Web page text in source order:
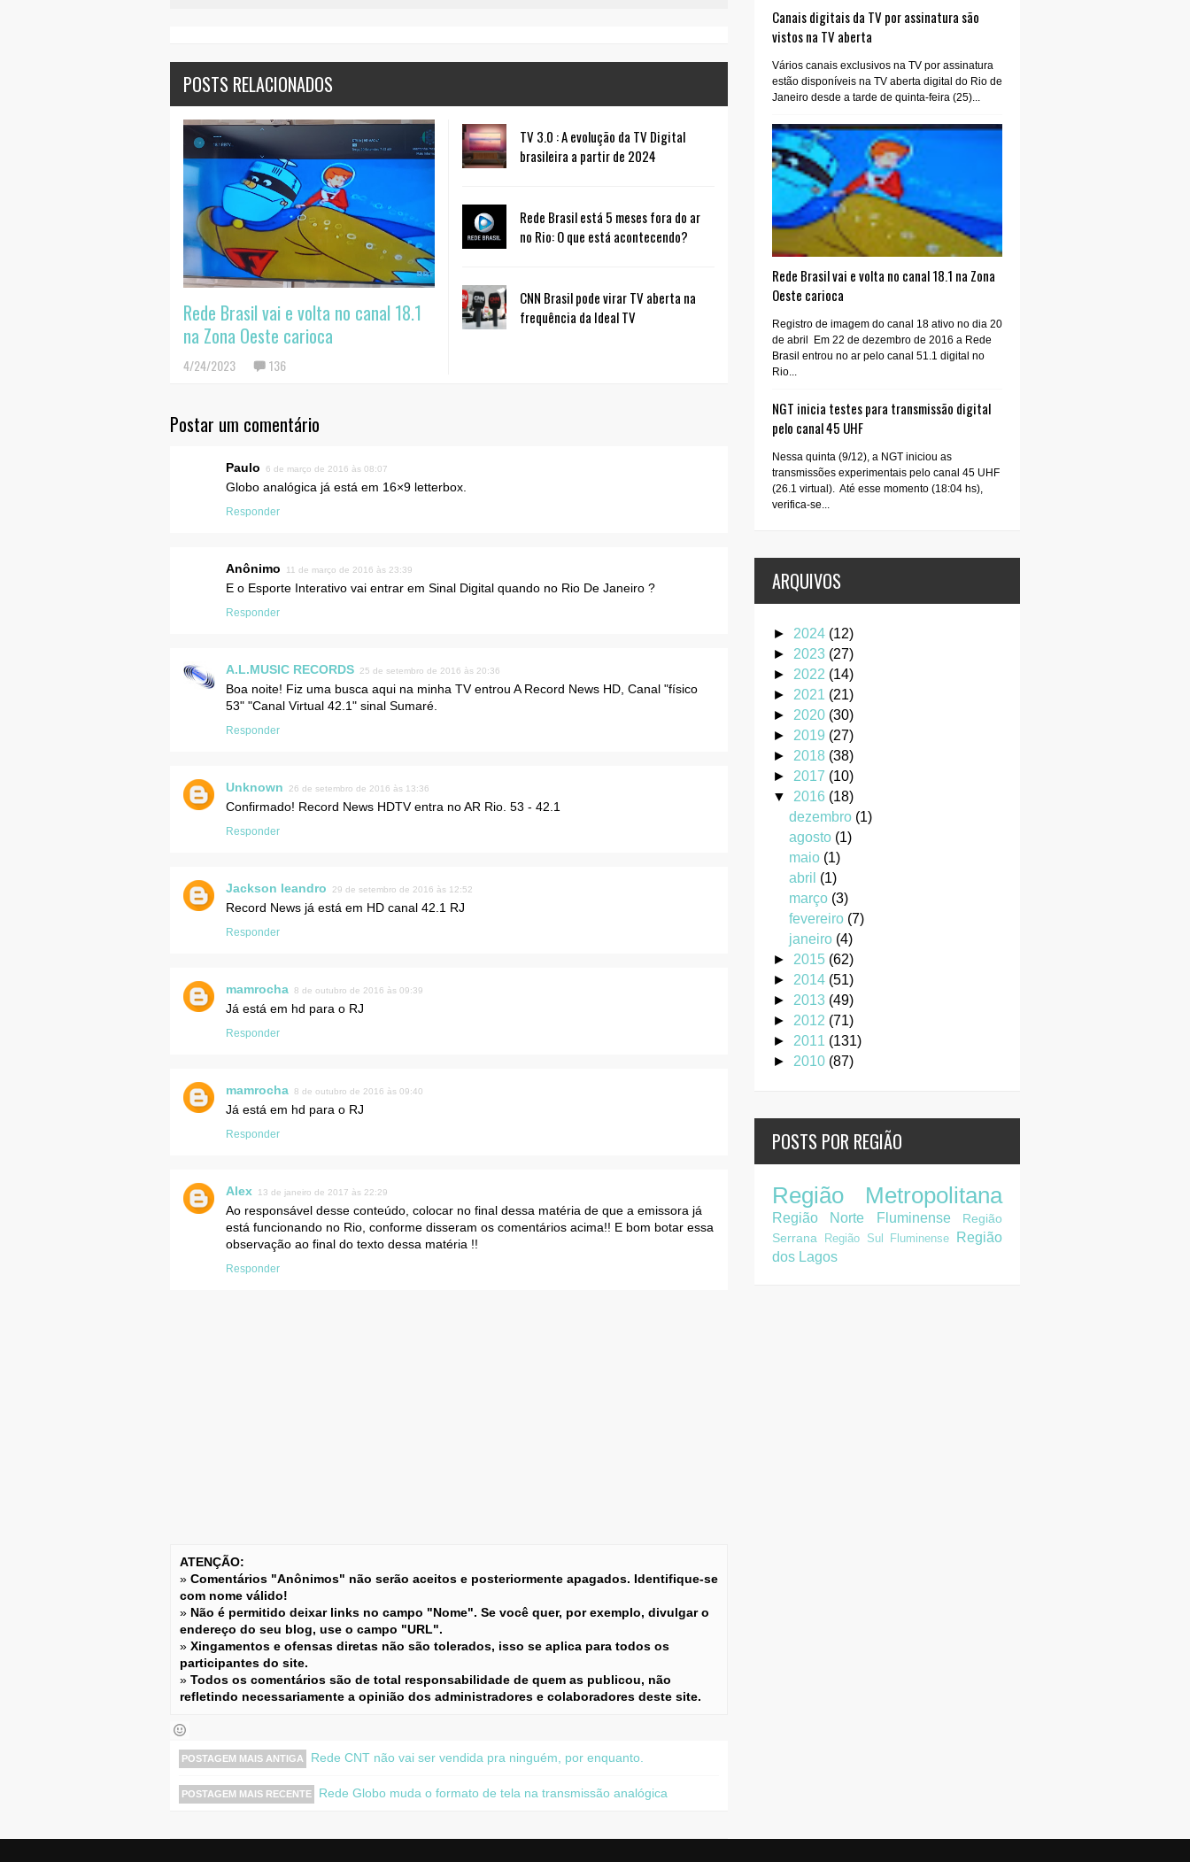
POSTS RELACIONADOS
Rede Brasil vai e volta no canal 18.1
na Zona Oeste carioca
4/24/2023 136
TV 3.0 : A evolução da TV Digital
brasileira a partir de 2024
Rede Brasil está 5 meses fora do ar
no Rio: O que está acontecendo?
CNN Brasil pode virar TV aberta na
frequência da Ideal TV
Postar um comentário
Paulo 6 de março de 2016 às 08:07
Globo analógica já está em 16×9 letterbox.
Responder
Anônimo 11 de março de 2016 às 23:39
E o Esporte Interativo vai entrar em Sinal Digital quando no Rio De Janeiro ?
Responder
A.L.MUSIC RECORDS 25 de setembro de 2016 às 20:36
Boa noite! Fiz uma busca aqui na minha TV entrou A Record News HD, Canal "físico
53" "Canal Virtual 42.1" sinal Sumaré.
Responder
Unknown 26 de setembro de 2016 às 13:36
Confirmado! Record News HDTV entra no AR Rio. 53 - 42.1
Responder
Jackson leandro 29 de setembro de 2016 às 12:52
Record News já está em HD canal 42.1 RJ
Responder
mamrocha 8 de outubro de 2016 às 09:39
Já está em hd para o RJ
Responder
mamrocha 8 de outubro de 2016 às 09:40
Já está em hd para o RJ
Responder
Alex 13 de janeiro de 2017 às 22:29
Ao responsável desse conteúdo, colocar no final dessa matéria de que a emissora já
está funcionando no Rio, conforme disseram os comentários acima!! E bom botar essa
observação ao final do texto dessa matéria !!
Responder
ATENÇÃO:
» Comentários "Anônimos" não serão aceitos e posteriormente apagados. Identifique-se
com nome válido!
» Não é permitido deixar links no campo "Nome". Se você quer, por exemplo, divulgar o
endereço do seu blog, use o campo "URL".
» Xingamentos e ofensas diretas não são tolerados, isso se aplica para todos os
participantes do site.
» Todos os comentários são de total responsabilidade de quem as publicou, não
refletindo necessariamente a opinião dos administradores e colaboradores deste site.
POSTAGEM MAIS ANTIGA Rede CNT não vai ser vendida pra ninguém, por enquanto.
POSTAGEM MAIS RECENTE Rede Globo muda o formato de tela na transmissão analógica
Canais digitais da TV por assinatura são
vistos na TV aberta
Vários canais exclusivos na TV por assinatura
estão disponíveis na TV aberta digital do Rio de
Janeiro desde a tarde de quinta-feira (25)...
Rede Brasil vai e volta no canal 18.1 na Zona
Oeste carioca
Registro de imagem do canal 18 ativo no dia 20
de abril Em 22 de dezembro de 2016 a Rede
Brasil entrou no ar pelo canal 51.1 digital no
Rio...
NGT inicia testes para transmissão digital
pelo canal 45 UHF
Nessa quinta (9/12), a NGT iniciou as
transmissões experimentais pelo canal 45 UHF
(26.1 virtual). Até esse momento (18:04 hs),
verifica-se...
ARQUIVOS
► 2024 (12)
► 2023 (27)
► 2022 (14)
► 2021 (21)
► 2020 (30)
► 2019 (27)
► 2018 (38)
► 2017 (10)
▼ 2016 (18)
dezembro (1)
agosto (1)
maio (1)
abril (1)
março (3)
fevereiro (7)
janeiro (4)
► 2015 (62)
► 2014 (51)
► 2013 (49)
► 2012 (71)
► 2011 (131)
► 2010 (87)
POSTS POR REGIÃO
Região Metropolitana
Região Norte Fluminense
Região
Serrana
Região Sul Fluminense
Região
dos Lagos